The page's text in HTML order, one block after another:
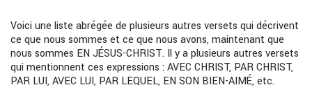
Voici une liste abrégée de plusieurs autres versets qui décrivent
ce que nous sommes et ce que nous avons, maintenant que
nous sommes EN JÉSUS-CHRIST. Il y a plusieurs autres versets
qui mentionnent ces expressions : AVEC CHRIST, PAR CHRIST,
PAR LUI, AVEC LUI, PAR LEQUEL, EN SON BIEN-AIMÉ, etc.